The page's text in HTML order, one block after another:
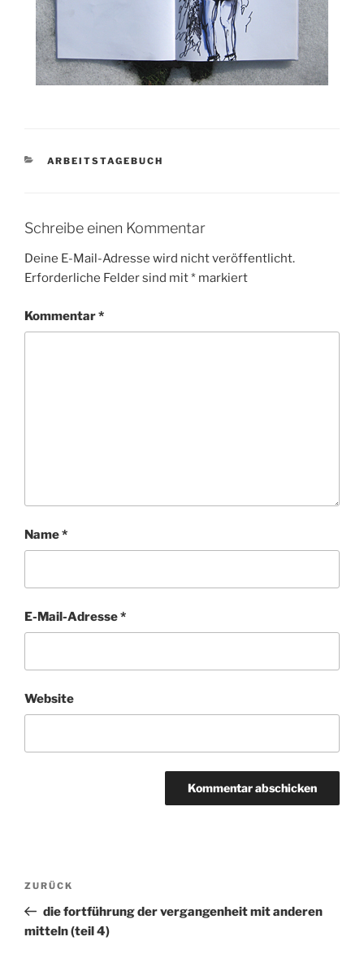
KATEGORIEN
ARBEITSTAGEBUCH
Schreibe einen Kommentar
Deine E-Mail-Adresse wird nicht veröffentlicht.
Erforderliche Felder sind mit* markiert
Kommentar*
Name*
E-Mail-Adresse*
Website
Beitragsnavigation
Vorheriger
Beitrag
ZURÜCK
die fortführung der vergangenheit mit anderen
mitteln (teil 4)